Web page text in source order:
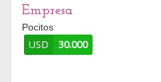
Empresa
Pocitos
USD 30.000